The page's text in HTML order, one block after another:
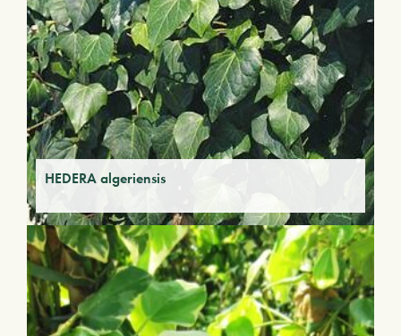
HEDERA algeriensis